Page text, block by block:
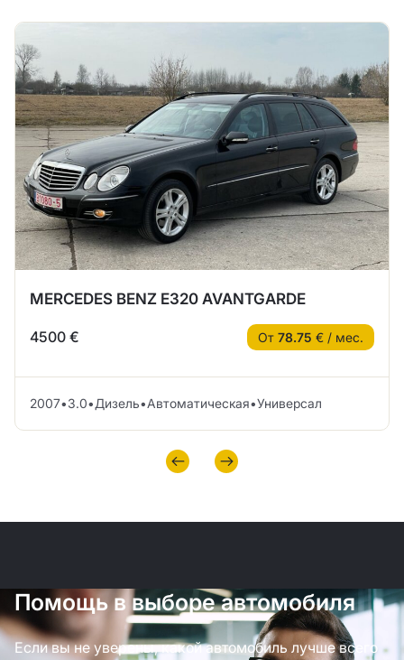
MERCEDES BENZ E320 AVANTGARDE
4500 € От 78.75 € / мес.
2007•3.0•Дизель•Автоматическая•Универсал
Помощь в выборе автомобиля
Если вы не уверены, какой автомобиль лучше всего